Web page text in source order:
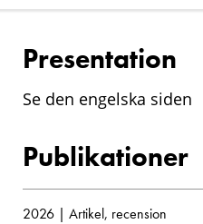
Presentation
Se den engelska siden
Publikationer
2026 | Artikel, recension